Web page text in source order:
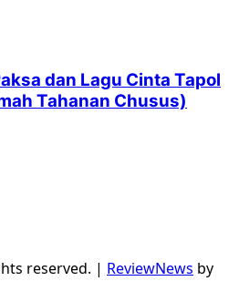
dan Lagu Cinta Tapol
Tahanan Chusus)
reserved. | ReviewNews by